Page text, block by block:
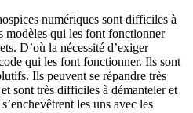
numériques sont difficiles à
modèles qui les font fonctionner
D’où la nécessité d’exiger
qui les font fonctionner. Ils sont
Ils peuvent se répandre très
sont très difficiles à démanteler et
les uns avec les